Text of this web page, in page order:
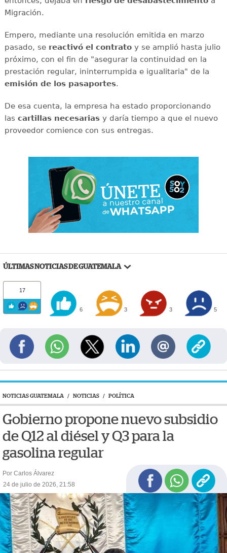
Migración.
Empero, mediante una resolución emitida en marzo
pasado, se reactivó el contratoy se amplió hasta julio
próximo, con el fin de "asegurar la continuidad en la
prestación regular, ininterrumpida e igualitaria" de la
emisión de los pasaportes.
De esa cuenta, la empresa ha estado proporcionando
las cartillas necesariasy daría tiempo a que el nuevo
proveedor comience con sus entregas.
ÚLTIMAS NOTICIAS DE GUATEMALA
17
6 3 3 5
NOTICIAS GUATEMALA / NOTICIAS / POLÍTICA
Gobierno propone nuevo subsidio
de Q12 al diésel y Q3 para la
gasolina regular
Por Carlos Álvarez
24 de julio de 2026, 21:58